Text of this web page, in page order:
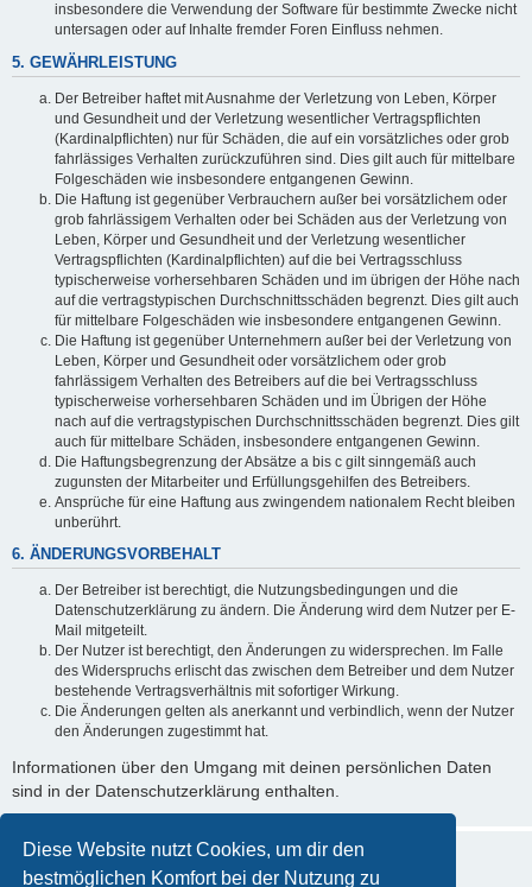
Diese Website nutzt Cookies, um dir den
bestmöglichen Komfort bei der Nutzung zu
insbesondere die Verwendung der Software für bestimmte Zwecke nicht
untersagen oder auf Inhalte fremder Foren Einfluss nehmen.
5. GEWÄHRLEISTUNG
Der Betreiber haftet mit Ausnahme der Verletzung von Leben, Körper
und Gesundheit und der Verletzung wesentlicher Vertragspflichten
(Kardinalpflichten) nur für Schäden, die auf ein vorsätzliches oder grob
fahrlässiges Verhalten zurückzuführen sind. Dies gilt auch für mittelbare
Folgeschäden wie insbesondere entgangenen Gewinn.
Die Haftung ist gegenüber Verbrauchern außer bei vorsätzlichem oder
grob fahrlässigem Verhalten oder bei Schäden aus der Verletzung von
Leben, Körper und Gesundheit und der Verletzung wesentlicher
Vertragspflichten (Kardinalpflichten) auf die bei Vertragsschluss
typischerweise vorhersehbaren Schäden und im übrigen der Höhe nach
auf die vertragstypischen Durchschnittsschäden begrenzt. Dies gilt auch
für mittelbare Folgeschäden wie insbesondere entgangenen Gewinn.
Die Haftung ist gegenüber Unternehmern außer bei der Verletzung von
Leben, Körper und Gesundheit oder vorsätzlichem oder grob
fahrlässigem Verhalten des Betreibers auf die bei Vertragsschluss
typischerweise vorhersehbaren Schäden und im Übrigen der Höhe
nach auf die vertragstypischen Durchschnittsschäden begrenzt. Dies gilt
auch für mittelbare Schäden, insbesondere entgangenen Gewinn.
Die Haftungsbegrenzung der Absätze a bis c gilt sinngemäß auch
zugunsten der Mitarbeiter und Erfüllungsgehilfen des Betreibers.
Ansprüche für eine Haftung aus zwingendem nationalem Recht bleiben
unberührt.
6. ÄNDERUNGSVORBEHALT
Der Betreiber ist berechtigt, die Nutzungsbedingungen und die
Datenschutzerklärung zu ändern. Die Änderung wird dem Nutzer per E-
Mail mitgeteilt.
Der Nutzer ist berechtigt, den Änderungen zu widersprechen. Im Falle
des Widerspruchs erlischt das zwischen dem Betreiber und dem Nutzer
bestehende Vertragsverhältnis mit sofortiger Wirkung.
Die Änderungen gelten als anerkannt und verbindlich, wenn der Nutzer
den Änderungen zugestimmt hat.
Informationen über den Umgang mit deinen persönlichen Daten
sind in der Datenschutzerklärung enthalten.